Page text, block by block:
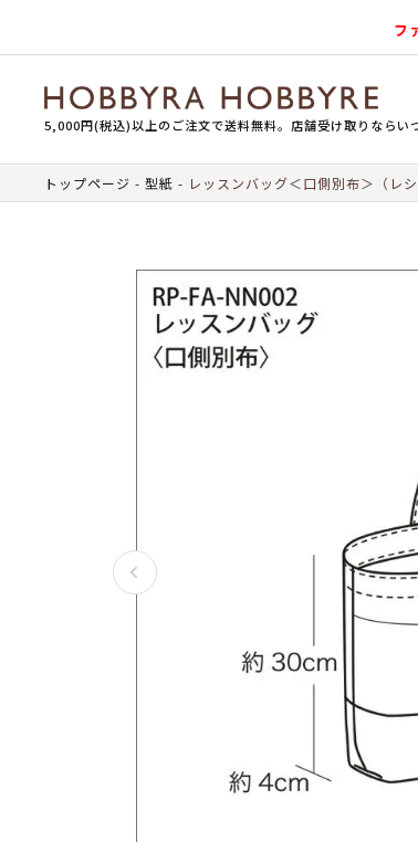
フ
5,000円(税込)以上のご注文で送料無料。店舗受け取りならい
トップページ 型紙 レッスンバッグ＜口側別布＞（レシ